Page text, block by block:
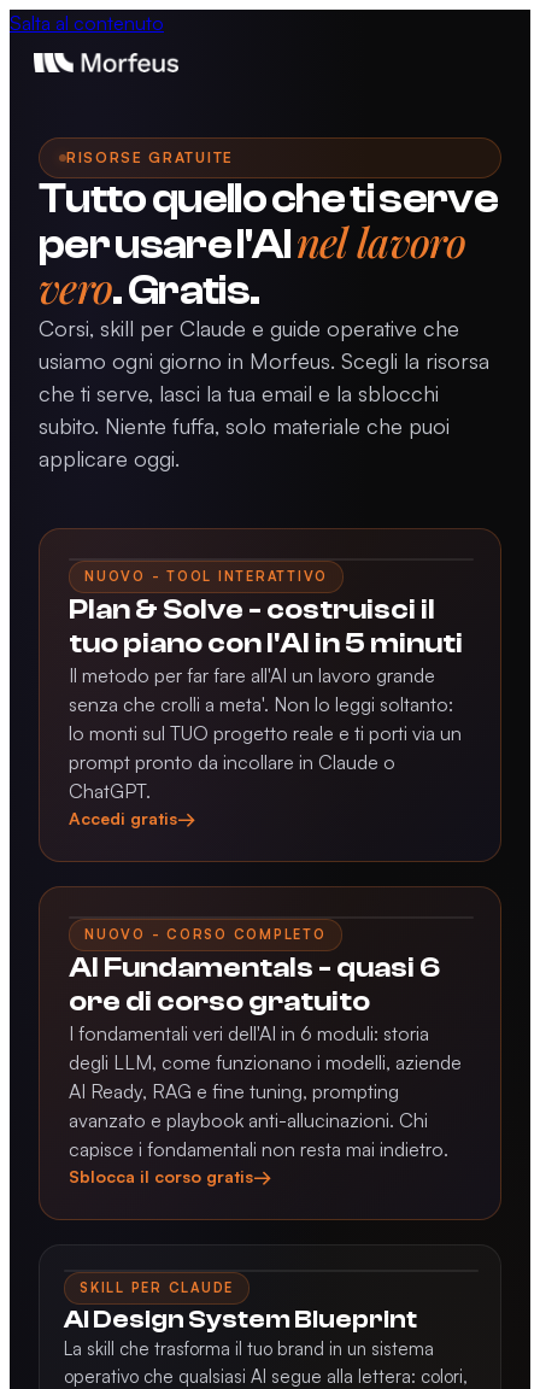
Salta al contenuto
RISORSE GRATUITE
Tutto quello che ti serve
per usare l'AInel lavoro
vero. Gratis.
Corsi, skill per Claude e guide operative che
usiamo ogni giorno in Morfeus. Scegli la risorsa
che ti serve, lasci la tua email e la sblocchi
subito. Niente fuffa, solo materiale che puoi
applicare oggi.
NUOVO - TOOL INTERATTIVO
Plan & Solve - costruisci il
tuo piano con l'AI in 5 minuti
Il metodo per far fare all'AI un lavoro grande
senza che crolli a meta'. Non lo leggi soltanto:
lo monti sul TUO progetto reale e ti porti via un
prompt pronto da incollare in Claude o
ChatGPT.
Accedi gratis→
NUOVO - CORSO COMPLETO
AI Fundamentals - quasi 6
ore di corso gratuito
I fondamentali veri dell'AI in 6 moduli: storia
degli LLM, come funzionano i modelli, aziende
AI Ready, RAG e fine tuning, prompting
avanzato e playbook anti-allucinazioni. Chi
capisce i fondamentali non resta mai indietro.
Sblocca il corso gratis→
SKILL PER CLAUDE
AI Design System Blueprint
La skill che trasforma il tuo brand in un sistema
operativo che qualsiasi AI segue alla lettera: colori,